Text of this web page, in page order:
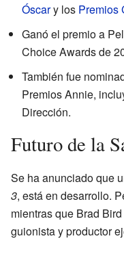
Óscary los Premios
Ganó el premio a
Choice Awards de
También fue
Premios Annie,
Dirección.
Futuro de la
Se ha anunciado que
3, está en desarrollo.
mientras que Brad
guionista y productor